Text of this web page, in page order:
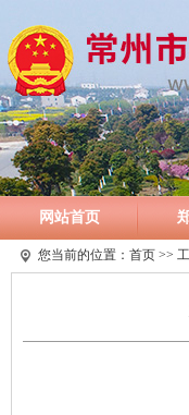
网站首页
您当前的位置： 首页 >>